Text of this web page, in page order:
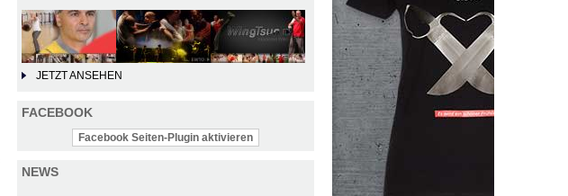
JETZT ANSEHEN
FACEBOOK
Facebook Seiten-Plugin aktivieren
NEWS